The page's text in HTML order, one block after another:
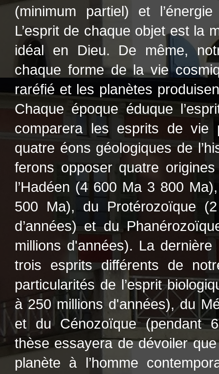
(minimum partiel) et
L’esprit de chaque objet est la
idéal en Dieu. De même,
chaque forme de la vie
raréfié et les planètes
Chaque époque éduque
comparera les esprits de vie
quatre éons géologiques de
ferons opposer quatre
l’Hadéen (4 600 Ma 3 800
500 Ma), du Protérozoïque
d’années) et du
millions d'années). La
trois esprits différents de
particularités de l’esprit
à 250 millions d'années), du
et du Cénozoïque (pendant
thèse essayera de dévoiler
planète à l’homme